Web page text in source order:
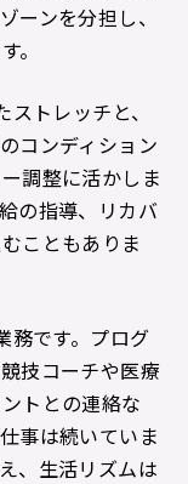
ーンを分担し、
。
トレッチと、
コンディション
調整に活かしま
の指導、リカバ
こともありま
務です。プログ
技コーチや医療
トとの連絡な
事は続いていま
、生活リズムは